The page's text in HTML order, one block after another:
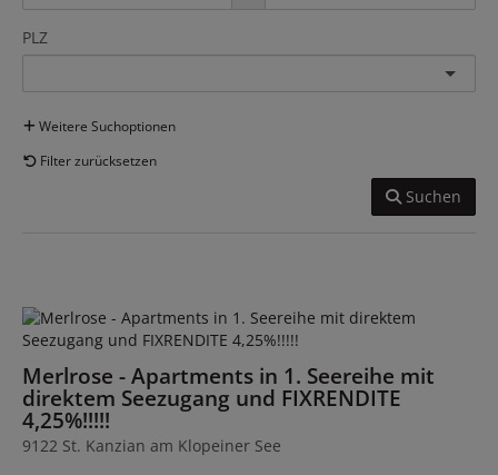
PLZ
Weitere Suchoptionen
Filter zurücksetzen
Suchen
Merlrose - Apartments in 1. Seereihe mit
direktem Seezugang und FIXRENDITE
4,25%!!!!!
9122 St. Kanzian am Klopeiner See